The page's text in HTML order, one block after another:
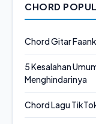
CHORD
Chord Gitar
5 Kesalahan
Menghindarinya
Chord Lagu